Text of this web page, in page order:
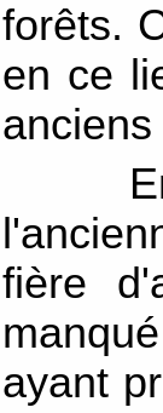
forêts.
en ce
En
fière
ayant